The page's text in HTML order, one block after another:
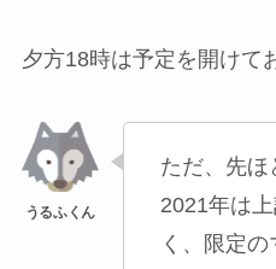
夕方18時は予定を開けて
ただ、先ほ
2021年は
く、限定